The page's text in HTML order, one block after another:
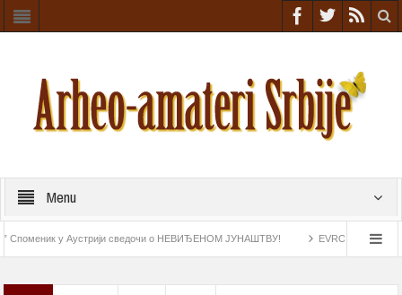
Menu
у Аустрији сведочи о НЕВИЂЕНОМ ЈУНАШТВУ! EVROPA NIŠTA